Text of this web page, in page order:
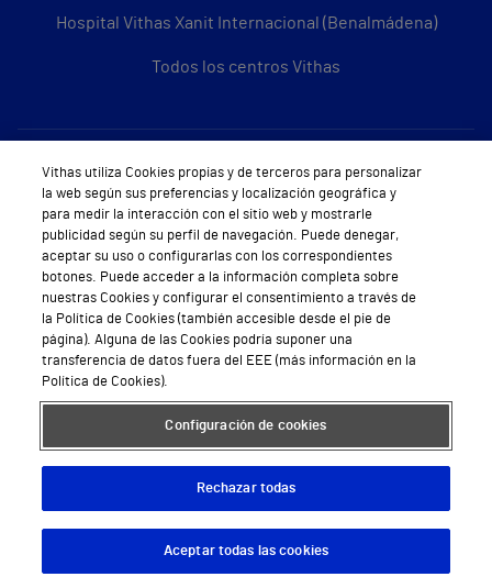
Hospital Vithas Xanit Internacional (Benalmádena)
Todos los centros Vithas
Sobre Vithas
Quiénes somos
Trabajar en Vithas
Teléfono Cita Médica
Teléfono Atención al Cliente
Política de seguridad y salud en el trabajo
Conoce a Supervita
Aviso Legal Política de cookies Política de privacidad Mapa web Protección de datos
Descargar App
Vithas utiliza Cookies propias y de terceros para personalizar
la web según sus preferencias y localización geográfica y
para medir la interacción con el sitio web y mostrarle
publicidad según su perfil de navegación. Puede denegar,
aceptar su uso o configurarlas con los correspondientes
botones. Puede acceder a la información completa sobre
nuestras Cookies y configurar el consentimiento a través de
la Política de Cookies (también accesible desde el pie de
página). Alguna de las Cookies podría suponer una
transferencia de datos fuera del EEE (más información en la
Política de Cookies).
Configuración de cookies
Rechazar todas
Aceptar todas las cookies